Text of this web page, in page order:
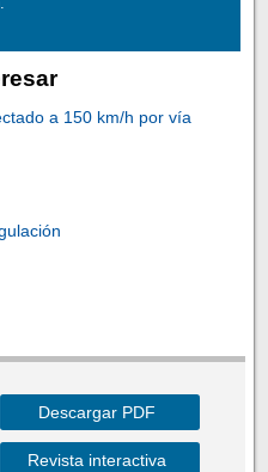
a 150 km/h por vía
Descargar PDF
Revista interactiva